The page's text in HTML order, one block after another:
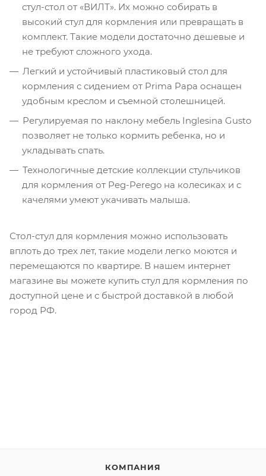
стул-стол от «ВИЛТ». Их можно собирать в
высокий стул для кормления или превращать в
комплект. Такие модели достаточно дешевые и
не требуют сложного ухода.
Легкий и устойчивый пластиковый стол для
кормления с сидением от Prima Papa оснащен
удобным креслом и съемной столешницей.
Регулируемая по наклону мебель Inglesina Gusto
позволяет не только кормить ребенка, но и
укладывать спать.
Технологичные детские коллекции стульчиков
для кормления от Peg-Perego на колесиках и с
качелями умеют укачивать малыша.
Стол-стул для кормления можно использовать
вплоть до трех лет, такие модели легко моются и
перемещаются по квартире. В нашем интернет
магазине вы можете купить стул для кормления по
доступной цене и с быстрой доставкой в любой
город РФ.
КОМПАНИЯ